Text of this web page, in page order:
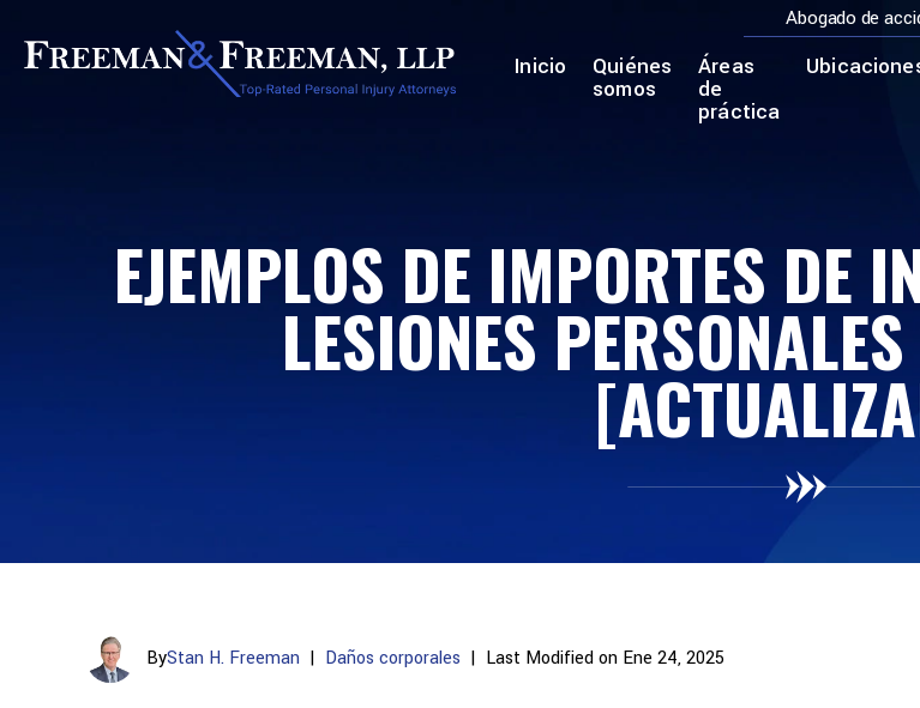
Abogado de
Inicio Quiénes
somos
Áreas
de
práctica
EJEMPLOS DE IMPORTES DE
LESIONES
ByStan H. Freeman | Daños corporales | Last Modified on Ene 24, 2025